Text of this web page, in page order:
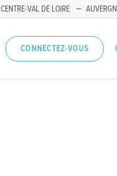
CENTRE-VAL DE LOIRE
CONNECTEZ-VOUS